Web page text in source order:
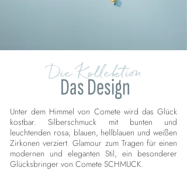
Die Kollektion
Das Design
Unter dem Himmel von Comete wird das Glück
kostbar. Silberschmuck mit bunten und
leuchtenden rosa, blauen, hellblauen und weißen
Zirkonen verziert. Glamour zum Tragen für einen
modernen und eleganten Stil, ein besonderer
Glücksbringer von Comete SCHMUCK.